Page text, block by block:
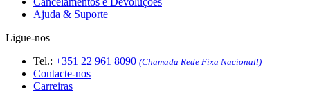
Ajuda & Suporte
Ligue-nos
Tel.: +351 22 961 8090 (Chamada Rede Fixa Nacionall)
Contacte-nos
Carreiras